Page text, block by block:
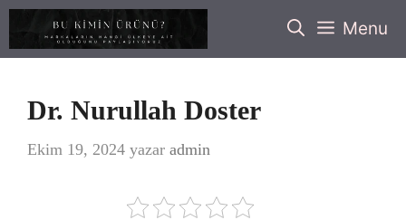
İçeriğe
Menu
Dr. Nurullah Doster
Ekim 19, 2024 yazar admin